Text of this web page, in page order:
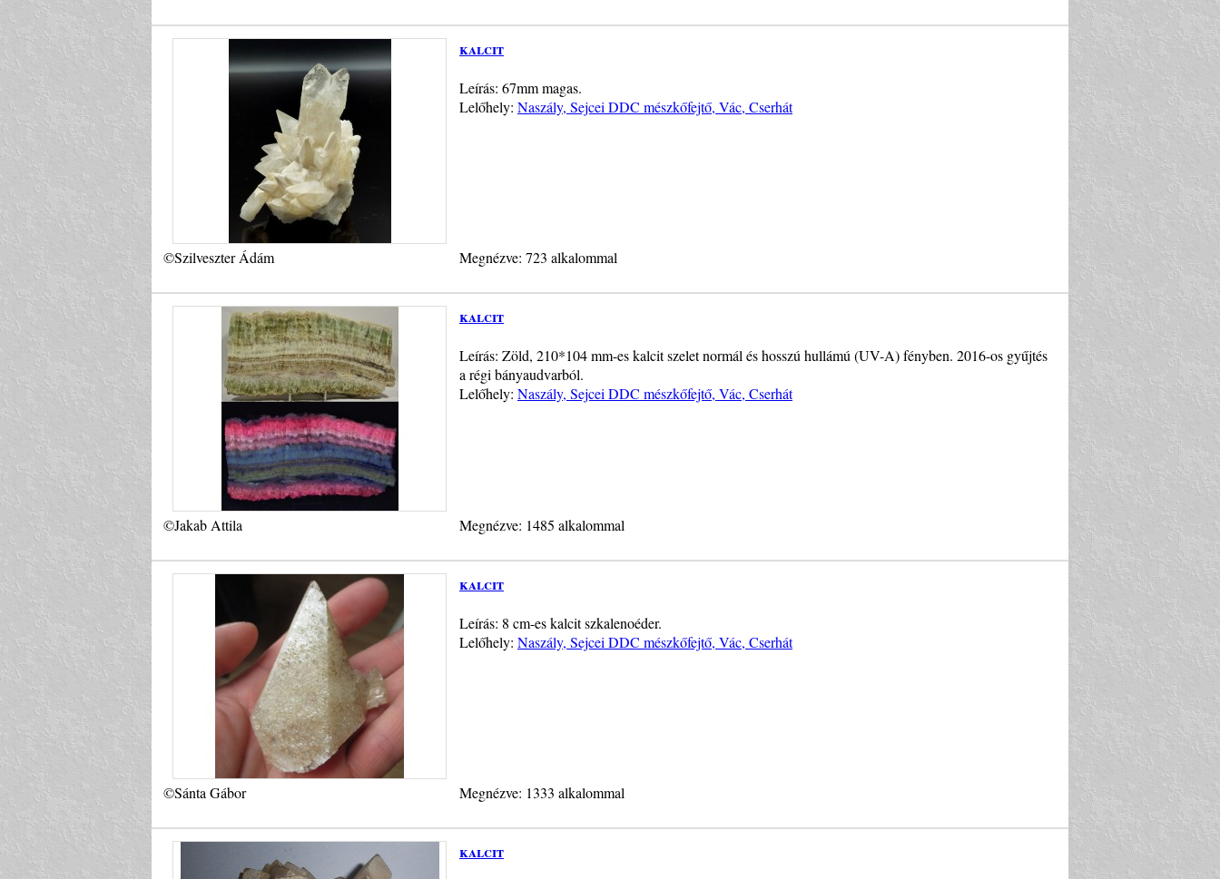
kalcit
Leírás: 67mm magas.
Lelőhely: Naszály, Sejcei DDC mészkőfejtő, Vác, Cserhát
©Szilveszter Ádám Megnézve: 723 alkalommal
kalcit
Leírás: Zöld, 210*104 mm-es kalcit szelet normál és hosszú hullámú (UV-A) fényben. 2016-os gyűjtés
a régi bányaudvarból.
Lelőhely: Naszály, Sejcei DDC mészkőfejtő, Vác, Cserhát
©Jakab Attila Megnézve: 1485 alkalommal
kalcit
Leírás: 8 cm-es kalcit szkalenoéder.
Lelőhely: Naszály, Sejcei DDC mészkőfejtő, Vác, Cserhát
©Sánta Gábor Megnézve: 1333 alkalommal
kalcit